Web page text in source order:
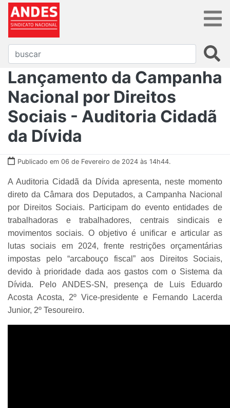
Lançamento da Campanha
Nacional por Direitos
Sociais - Auditoria Cidadã
da Dívida
Publicado em 06 de Fevereiro de 2024 às 14h44.
A Auditoria Cidadã da Dívida apresenta, neste momento
direto da Câmara dos Deputados, a Campanha Nacional
por Direitos Sociais. Participam do evento entidades de
trabalhadoras e trabalhadores, centrais sindicais e
movimentos sociais. O objetivo é unificar e articular as
lutas sociais em 2024, frente restrições orçamentárias
impostas pelo “arcabouço fiscal” aos Direitos Sociais,
devido à prioridade dada aos gastos com o Sistema da
Dívida. Pelo ANDES-SN, presença de
Luis Eduardo
Acosta Acosta, 2º Vice-presidente e Fernando Lacerda
Junior, 2º Tesoureiro.